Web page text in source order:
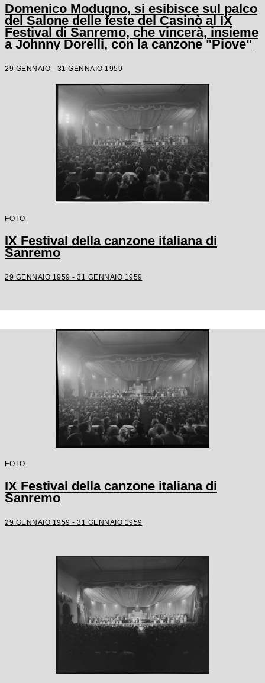
Domenico Modugno, si esibisce sul palco
del Salone delle feste del Casinò al IX
Festival di Sanremo, che vincerà, insieme
a Johnny Dorelli, con la canzone "Piove"
29 GENNAIO - 31 GENNAIO 1959
FOTO
IX Festival della canzone italiana di
Sanremo
29 GENNAIO 1959 - 31 GENNAIO 1959
FOTO
IX Festival della canzone italiana di
Sanremo
29 GENNAIO 1959 - 31 GENNAIO 1959